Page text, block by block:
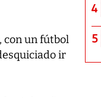
con un fútbol
ir
4
5